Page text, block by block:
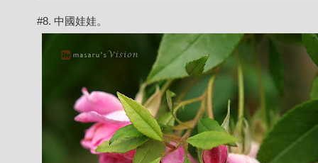
#8. 中國娃娃。